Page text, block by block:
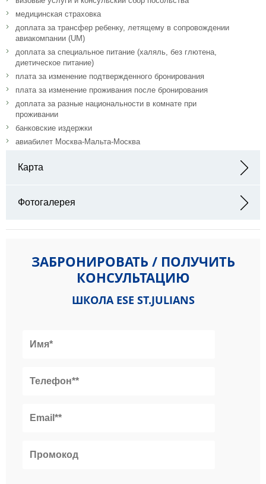
медицинская страховка
доплата за трансфер ребенку, летящему в сопровождении
авиакомпании (UM)
доплата за специальное питание (халяль, без глютена,
диетическое питание)
плата за изменение подтвержденного бронирования
плата за изменение проживания после бронирования
доплата за разные национальности в комнате при
проживании
банковские издержки
авиабилет Москва-Мальта-Москва
Карта
Фотогалерея
ЗАБРОНИРОВАТЬ / ПОЛУЧИТЬ
КОНСУЛЬТАЦИЮ
ШКОЛА ESE ST.JULIANS